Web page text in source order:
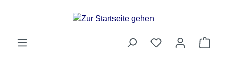
Zum Hauptinhalt springen